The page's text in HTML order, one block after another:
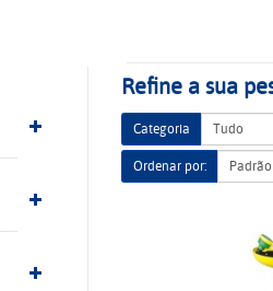
Refine a sua
Categoria
Ordenar por: